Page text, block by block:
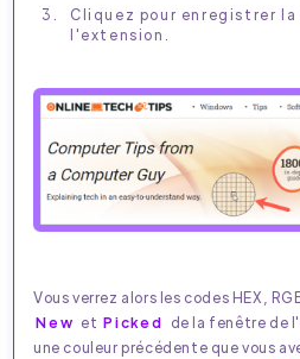
Cliquez pour enregistrer
l'extension.
Vous verrez alors les codes HEX,
New et Picked de la fenêtre de
une couleur précédente que vous